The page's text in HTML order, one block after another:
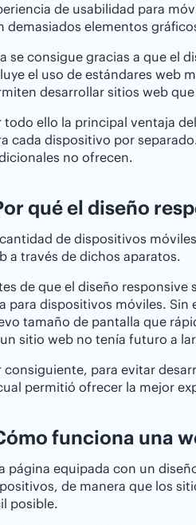
de usabilidad para
demasiados elementos
se consigue gracias a que el
el uso de estándares web
desarrollar sitios web
todo ello la principal ventaja
cada dispositivo por
no ofrecen.
qué el diseño
de dispositivos
a través de dichos aparatos.
de que el diseño responsive
para dispositivos móviles. Sin
tamaño de pantalla que
sitio web no tenía futuro a
consiguiente, para evitar
permitió ofrecer la mejor
funciona una
página equipada con un
de manera que los
posible.